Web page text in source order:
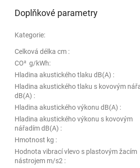
Doplňkové parametry
Kategorie:
Celková délka cm :
CO² ­ g/kWh:
Hladina akustického tlaku dB(A) :
Hladina akustického tlaku s kovovým
dB(A) :
Hladina akustického výkonu dB(A) :
Hladina akustického výkonu s kovovým
nářadím dB(A) :
Hmotnost kg :
Hodnota vibrací vlevo s plastovým žacím
nástrojem m/s2 :